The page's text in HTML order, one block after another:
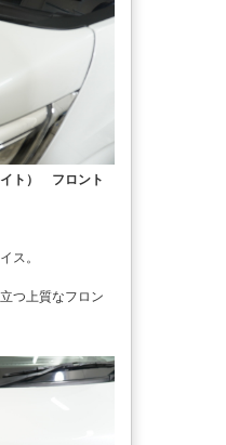
ト） フロント
ス。
つ上質なフロン